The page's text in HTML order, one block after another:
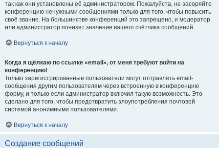
так как они установлены её администратором. Пожалуйста, не засоряйте
конференцию ненужными сообщениями только для того, чтобы повысить
своё звание. На большинстве конференций это запрещено, и модератор
или администратор понизят значение вашего счётчика сообщений.
Вернуться к началу
Когда я щёлкаю по ссылке «email», от меня требуют войти на
конференцию!
Только зарегистрированные пользователи могут отправлять email-
сообщения другим пользователям через встроенную в конференцию
форму, и только если администратор включил такую возможность. Это
сделано для того, чтобы предотвратить злоупотребления почтовой
системой анонимными пользователями.
Вернуться к началу
Создание сообщений